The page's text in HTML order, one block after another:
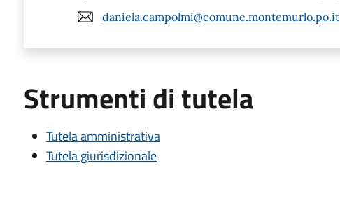
daniela.campolmi@comune.montemurlo.po.it
Strumenti di tutela
Tutela amministrativa
Tutela giurisdizionale